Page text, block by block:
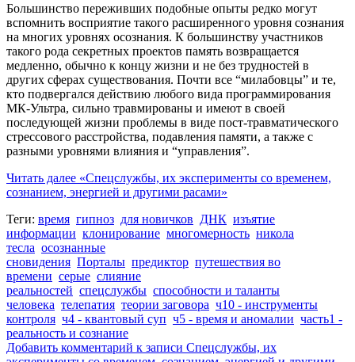
Большинство переживших подобные опыты редко могут
вспомнить восприятие такого расширенного уровня сознания
на многих уровнях осознания. К большинству участников
такого рода секретных проектов память возвращается
медленно, обычно к концу жизни и не без трудностей в
других сферах существования. Почти все “милабовцы” и те,
кто подвергался действию любого вида программирования
МК-Ультра, сильно травмированы и имеют в своей
последующей жизни проблемы в виде пост-травматического
стрессового расстройства, подавления памяти, а также с
разными уровнями влияния и “управления”.
Читать далее «Спецслужбы, их эксперименты со временем,
сознанием, энергией и другими расами»
Теги: время гипноз для новичков ДНК изъятие
информации клонирование многомерность никола
тесла осознанные
сновидения Порталы предиктор путешествия во
времени серые слияние
реальностей спецслужбы способности и таланты
человека телепатия теории заговора ч10 - инструменты
контроля ч4 - квантовый суп ч5 - время и аномалии часть1 -
реальность и сознание
Добавить комментарий к записи Спецслужбы, их